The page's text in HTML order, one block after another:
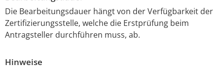
Die Bearbeitungsdauer hängt von der Verfügbarkeit der
Zertifizierungsstelle, welche die Erstprüfung beim
Antragsteller durchführen muss, ab.
Hinweise